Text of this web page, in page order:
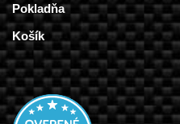
Pokladňa
Košík